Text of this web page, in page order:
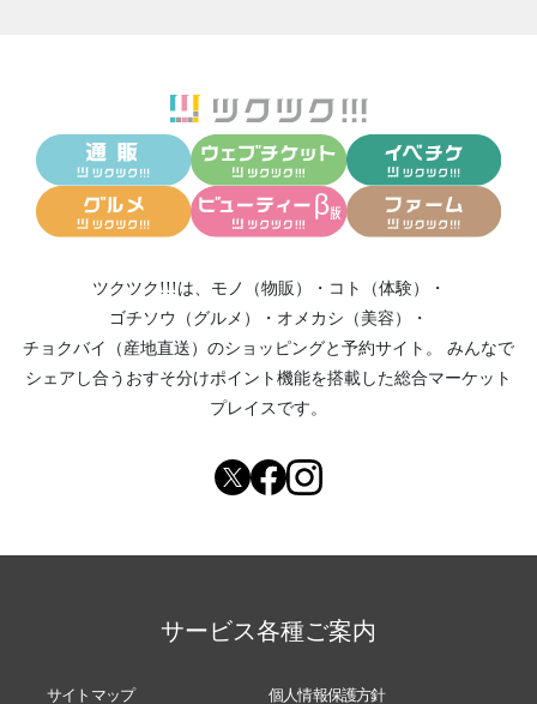
ツクツク!!!は、 モノ（物販） ・ コト（体験）
・
ゴチソウ（グルメ）
・ オメカシ（美容）
・
チョクバイ（産地直送） のショッピングと予約サイト。
みんなで
シェアし合う おすそ分けポイント機能を搭載した総合マーケット
プレイスです。
サービス各種ご案内
サイトマップ
個人情報保護方針